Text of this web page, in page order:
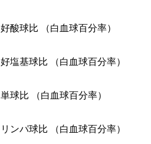
好酸球比 （白血球百分率）
好塩基球比 （白血球百分率）
単球比 （白血球百分率）
リンパ球比 （白血球百分率）